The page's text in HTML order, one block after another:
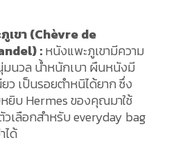
เขา (Chèvre de
:หนังแพะภูเขามีความ
นวล น้ำหนักเบา ผืนหนังมี
ว เป็นรอยตำหนิได้ยาก ซึ่ง
ยิบ Hermes ของคุณมาใช้
วเลือกสำหรับ everyday bag
ด้